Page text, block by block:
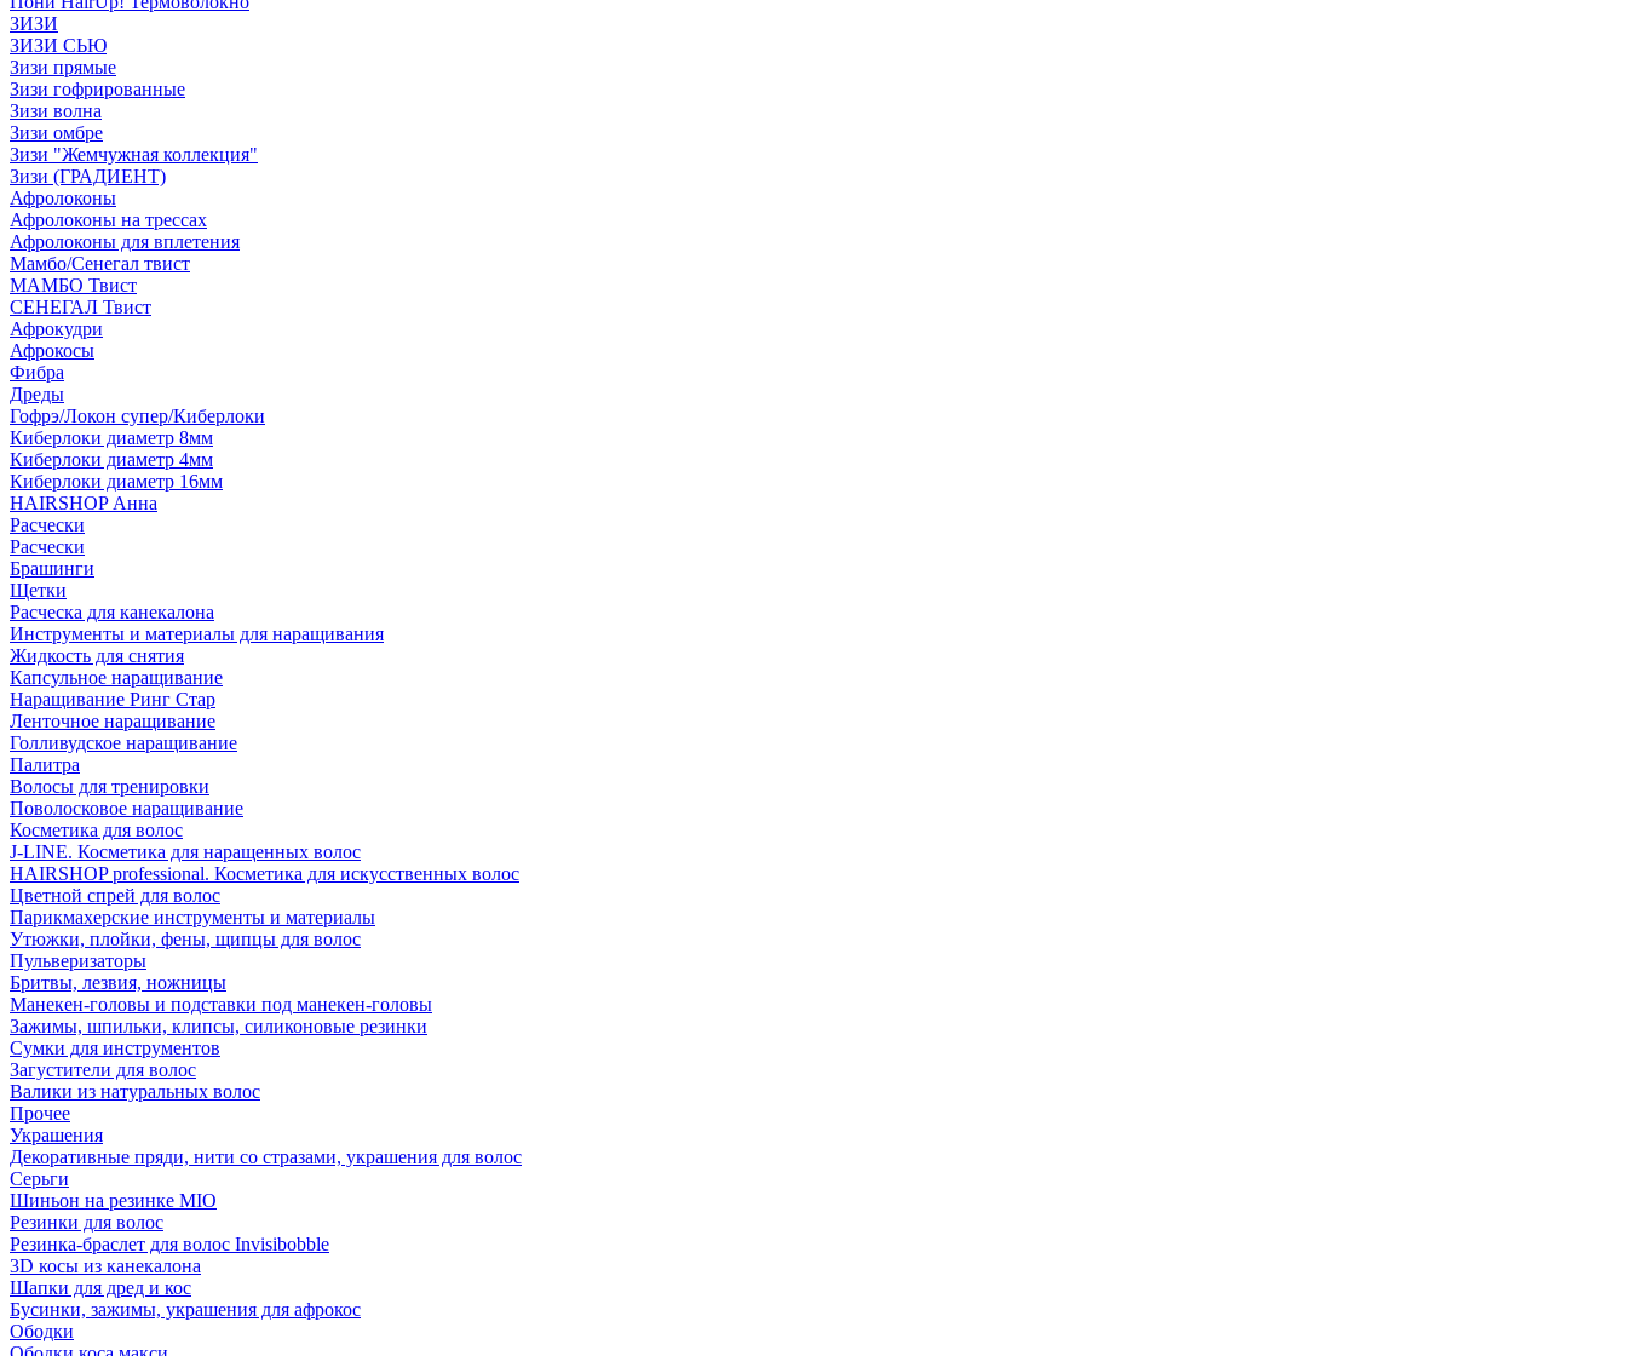
ЗИЗИ
ЗИЗИ СЬЮ
Зизи прямые
Зизи гофрированные
Зизи волна
Зизи омбре
Зизи "Жемчужная коллекция"
Зизи (ГРАДИЕНТ)
Афролоконы
Афролоконы на трессах
Афролоконы для вплетения
Мамбо/Сенегал твист
МАМБО Твист
СЕНЕГАЛ Твист
Афрокудри
Афрокосы
Фибра
Дреды
Гофрэ/Локон супер/Киберлоки
Киберлоки диаметр 8мм
Киберлоки диаметр 4мм
Киберлоки диаметр 16мм
HAIRSHOP Анна
Расчески
Расчески
Брашинги
Щетки
Расческа для канекалона
Инструменты и материалы для наращивания
Жидкость для снятия
Капсульное наращивание
Наращивание Ринг Стар
Ленточное наращивание
Голливудское наращивание
Палитра
Волосы для тренировки
Поволосковое наращивание
Косметика для волос
J-LINE. Косметика для наращенных волос
HAIRSHOP professional. Косметика для искусственных волос
Цветной спрей для волос
Парикмахерские инструменты и материалы
Утюжки, плойки, фены, щипцы для волос
Пульверизаторы
Бритвы, лезвия, ножницы
Манекен-головы и подставки под манекен-головы
Зажимы, шпильки, клипсы, силиконовые резинки
Сумки для инструментов
Загустители для волос
Валики из натуральных волос
Прочее
Украшения
Декоративные пряди, нити со стразами, украшения для волос
Серьги
Шиньон на резинке MIO
Резинки для волос
Резинка-браслет для волос Invisibobble
3D косы из канекалона
Шапки для дред и кос
Бусинки, зажимы, украшения для афрокос
Ободки